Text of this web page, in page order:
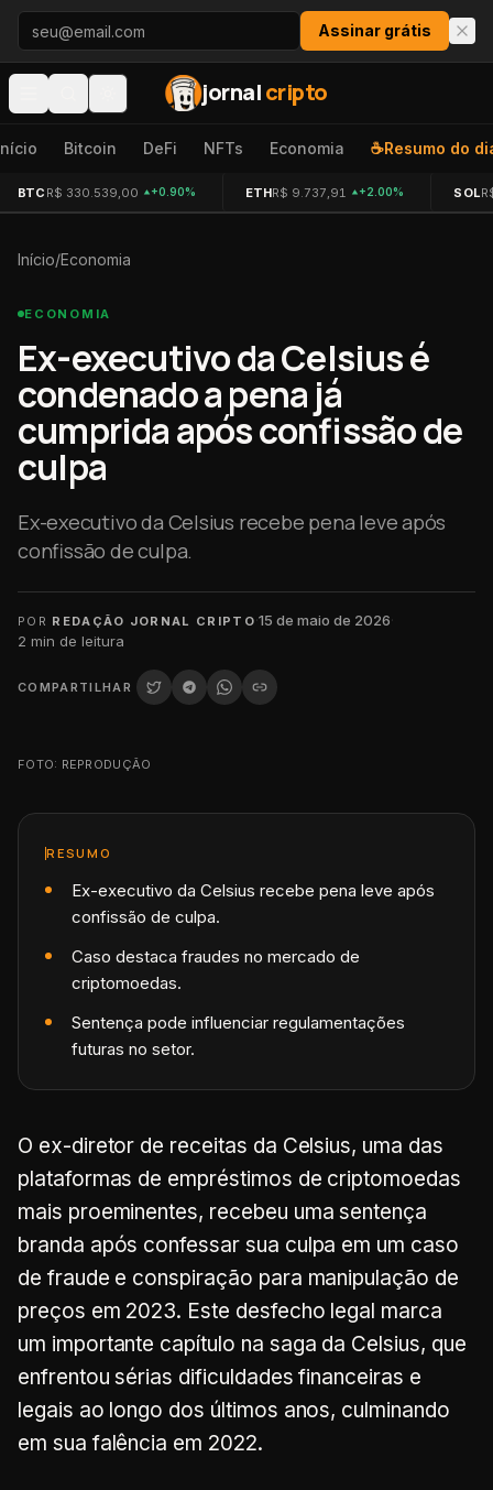
Pular para o conteúdo
Assinar grátis
jornalcripto
Bitcoin DeFi NFTs Economia ☕Resumo do
BTC R$ 330.539,00 +0.90% ETHR$ 9.737,91 +2.00% SOL
Início/Economia
ECONOMIA
Ex-executivo da Celsius é
condenado a pena já
cumprida após confissão de
culpa
Ex-executivo da Celsius recebe pena leve após
confissão de culpa.
POR REDAÇÃO JORNAL CRIPTO·15 de maio de 2026·
2 min de leitura
COMPARTILHAR
FOTO: REPRODUÇÃO
RESUMO
Ex-executivo da Celsius recebe pena leve após
confissão de culpa.
Caso destaca fraudes no mercado de
criptomoedas.
Sentença pode influenciar regulamentações
futuras no setor.
O ex-diretor de receitas da Celsius, uma das
plataformas de empréstimos de criptomoedas
mais proeminentes, recebeu uma sentença
branda após confessar sua culpa em um caso
de fraude e conspiração para manipulação de
preços em 2023. Este desfecho legal marca
um importante capítulo na saga da Celsius, que
enfrentou sérias dificuldades financeiras e
legais ao longo dos últimos anos, culminando
em sua falência em 2022.